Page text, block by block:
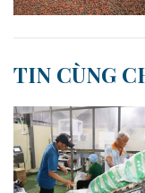
TIN CÙNG